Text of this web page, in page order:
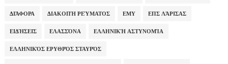
ΔΙΆΦΟΡΑ ΔΙΑΚΟΠΉ ΡΕΎΜΑΤΟΣ ΕΜΥ ΕΠΣ ΛΆΡΙΣΑΣ
ΕΙΔΉΣΕΙΣ ΕΛΑΣΣΌΝΑ ΕΛΛΗΝΙΚΉ ΑΣΤΥΝΟΜΊΑ
ΕΛΛΗΝΙΚΌΣ ΕΡΥΘΡΌΣ ΣΤΑΥΡΌΣ